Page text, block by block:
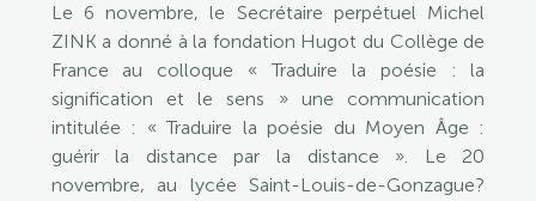
Le 6 novembre, le Secrétaire perpétuel Michel
ZINK a donné à la fondation Hugot du Collège de
France au colloque « Traduire la poésie : la
signification et le sens » une communication
intitulée : « Traduire la poésie du Moyen Âge :
guérir la distance par la distance ». Le 20
novembre, au lycée Saint-Louis-de-Gonzague?